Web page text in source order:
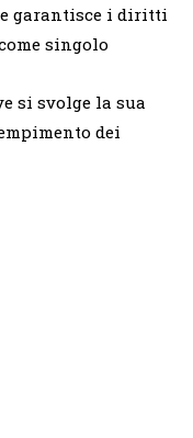
e garantisce i diritti
singolo
si svolge la sua
dei